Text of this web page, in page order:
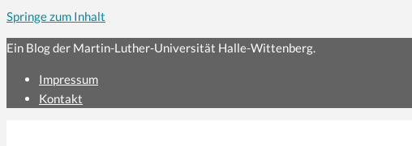
Springe zum Inhalt
Ein Blog der Martin-Luther-Universität Halle-Wittenberg.
Impressum
Kontakt